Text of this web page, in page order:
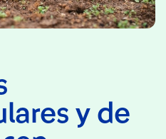
y de